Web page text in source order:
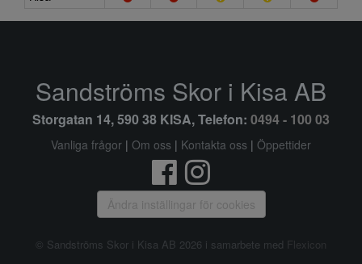
Sandströms Skor i Kisa AB
Storgatan 14, 590 38 KISA, Telefon: 0494 - 100 03
Vanliga frågor | Om oss | Kontakta oss | Öppettider
Ändra inställingar för cookies
© Sandströms Skor i Kisa AB 2026 i samarbete med Flexicon